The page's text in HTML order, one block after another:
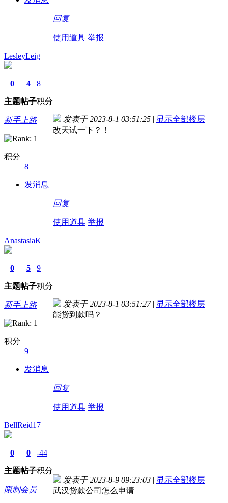
回复
使用道具 举报
LesleyLeig
0
主题
4
帖子
8
积分
新手上路
积分
8
发消息
发表于 2023-8-1 03:51:25 | 显示全部楼层
改天试一下？！
回复
使用道具 举报
AnastasiaK
0
主题
5
帖子
9
积分
新手上路
积分
9
发消息
发表于 2023-8-1 03:51:27 | 显示全部楼层
能贷到款吗？
回复
使用道具 举报
BellReid17
0
主题
0
帖子
-44
积分
限制会员
发表于 2023-8-9 09:23:03 | 显示全部楼层
武汉贷款公司怎么申请